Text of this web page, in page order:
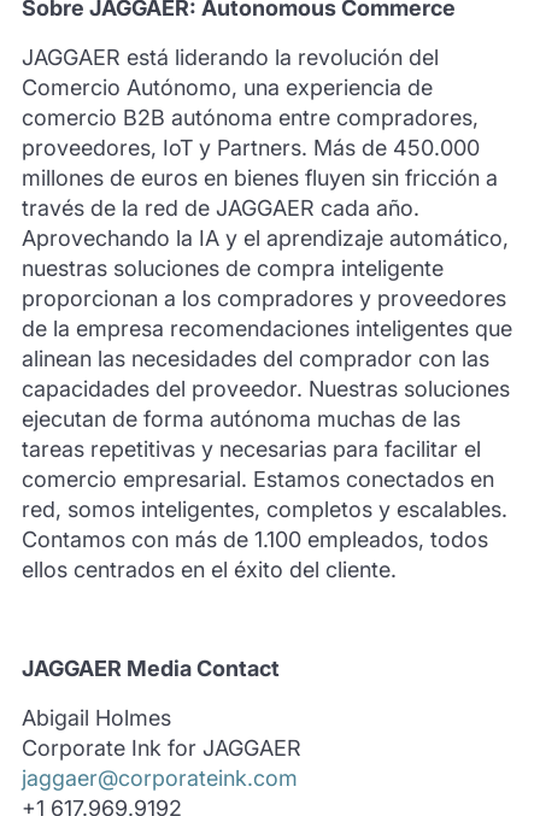
Sobre JAGGAER: Autonomous Commerce
JAGGAER está liderando la revolución del
Comercio Autónomo, una experiencia de
comercio B2B autónoma entre compradores,
proveedores, IoT y Partners. Más de 450.000
millones de euros en bienes fluyen sin fricción a
través de la red de JAGGAER cada año.
Aprovechando la IA y el aprendizaje automático,
nuestras soluciones de compra inteligente
proporcionan a los compradores y proveedores
de la empresa recomendaciones inteligentes que
alinean las necesidades del comprador con las
capacidades del proveedor. Nuestras soluciones
ejecutan de forma autónoma muchas de las
tareas repetitivas y necesarias para facilitar el
comercio empresarial. Estamos conectados en
red, somos inteligentes, completos y escalables.
Contamos con más de 1.100 empleados, todos
ellos centrados en el éxito del cliente.
JAGGAER Media Contact
Abigail Holmes
Corporate Ink for JAGGAER
jaggaer@corporateink.com
+1 617.969.9192